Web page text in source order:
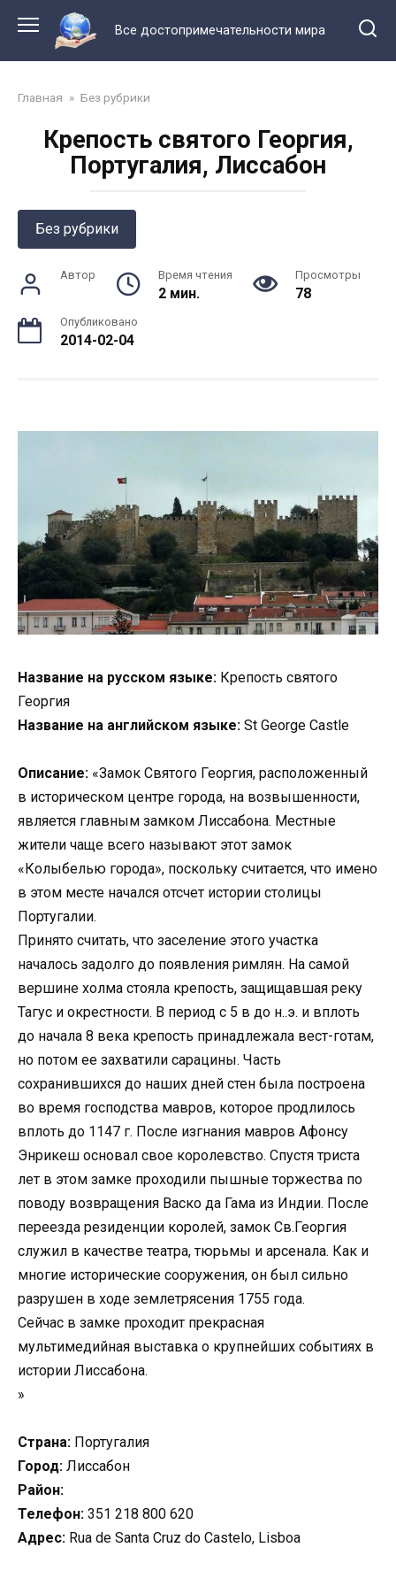
контенту
Все достопримечательности мира
Главная » Без рубрики
Крепость святого Георгия,
Португалия, Лиссабон
Без рубрики
Автор Время чтения
2 мин.
Просмотры
78
Опубликовано
2014-02-04
Название на русском языке: Крепость святого
Георгия
Название на английском языке: St George Castle
Описание: «Замок Святого Георгия, расположенный
в историческом центре города, на возвышенности,
является главным замком Лиссабона. Местные
жители чаще всего называют этот замок
«Колыбелью города», поскольку считается, что имено
в этом месте начался отсчет истории столицы
Португалии.
Принято считать, что заселение этого участка
началось задолго до появления римлян. На самой
вершине холма стояла крепость, защищавшая реку
Тагус и окрестности. В период с 5 в до н..э. и вплоть
до начала 8 века крепость принадлежала вест-готам,
но потом ее захватили сарацины. Часть
сохранившихся до наших дней стен была построена
во время господства мавров, которое продлилось
вплоть до 1147 г. После изгнания мавров Афонсу
Энрикеш основал свое королевство. Спустя триста
лет в этом замке проходили пышные торжества по
поводу возвращения Васко да Гама из Индии. После
переезда резиденции королей, замок Св.Георгия
служил в качестве театра, тюрьмы и арсенала. Как и
многие исторические сооружения, он был сильно
разрушен в ходе землетрясения 1755 года.
Сейчас в замке проходит прекрасная
мультимедийная выставка о крупнейших событиях в
истории Лиссабона.
»
Страна: Португалия
Город: Лиссабон
Район:
Телефон: 351 218 800 620
Адрес: Rua de Santa Cruz do Castelo, Lisboa